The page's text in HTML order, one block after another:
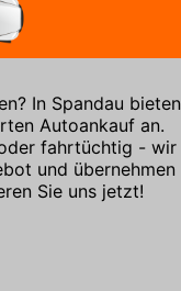
In Spandau bieten
Autoankauf an.
fahrtüchtig - wir
und übernehmen
Sie uns jetzt!